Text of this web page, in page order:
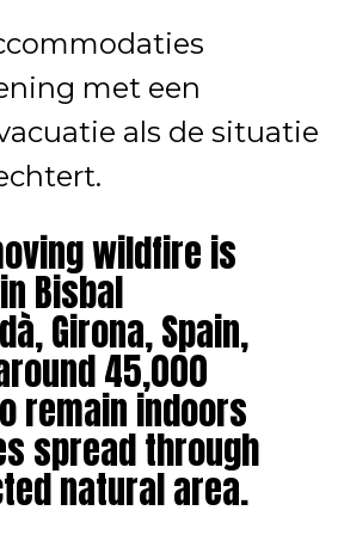
met een
als de situatie
wildfire is
Bisbal
Girona, Spain,
45,000
remain indoors
spread through
natural area.